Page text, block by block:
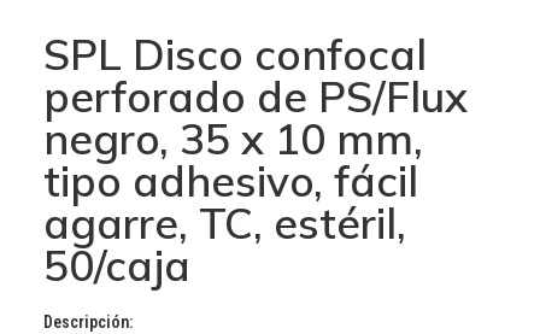
SPL Disco confocal
perforado de PS/Flux
negro, 35 x 10 mm,
tipo adhesivo, fácil
agarre, TC, estéril,
50/caja
Descripción: